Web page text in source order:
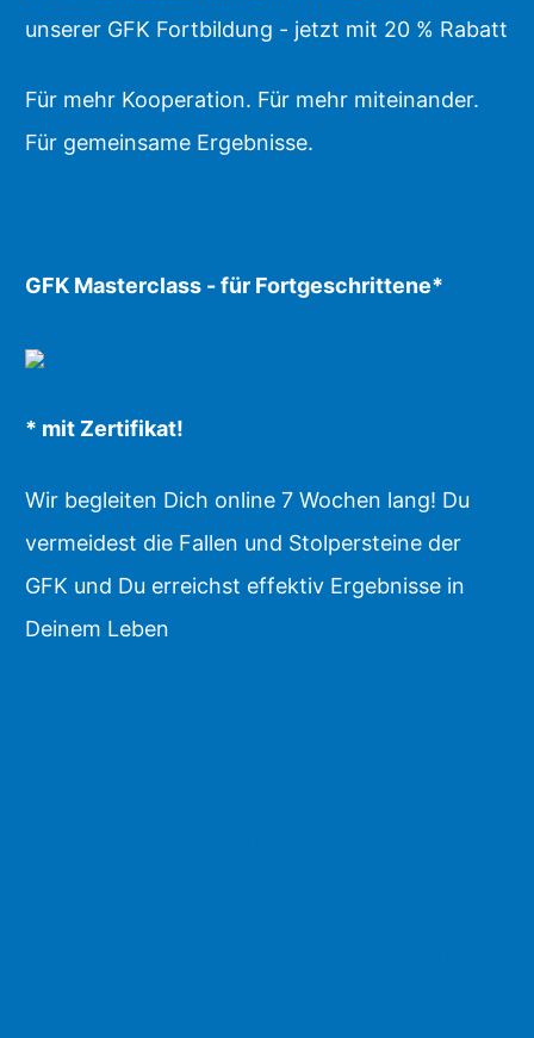
unserer GFK Fortbildung - jetzt mit 20 % Rabatt
Für mehr Kooperation. Für mehr miteinander.
Für gemeinsame Ergebnisse.
GFK Masterclass - für Fortgeschrittene*
* mit Zertifikat!
Wir begleiten Dich online 7 Wochen lang! Du
vermeidest die Fallen und Stolpersteine der
GFK und Du erreichst effektiv Ergebnisse in
Deinem Leben